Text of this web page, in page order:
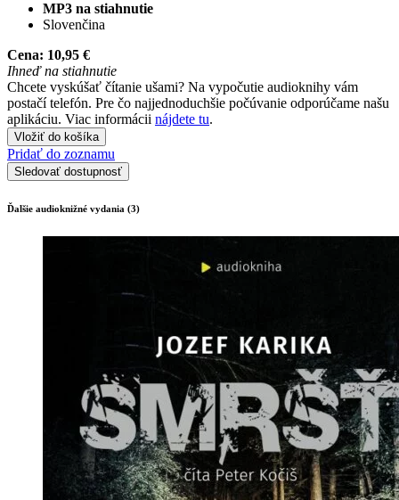
MP3 na stiahnutie
Slovenčina
Cena: 10,95 €
Ihneď na stiahnutie
Chcete vyskúšať čítanie ušami? Na vypočutie audioknihy vám
postačí telefón. Pre čo najjednoduchšie počúvanie odporúčame našu
aplikáciu. Viac informácii nájdete tu.
Vložiť do košíka
Pridať do zoznamu
Sledovať dostupnosť
Ďalšie audioknižné vydania (3)